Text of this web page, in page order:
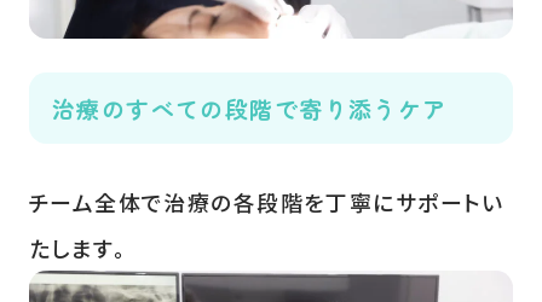
治療のすべての段階で寄り添うケア
チーム全体で治療の各段階を丁寧にサポートい
たします。